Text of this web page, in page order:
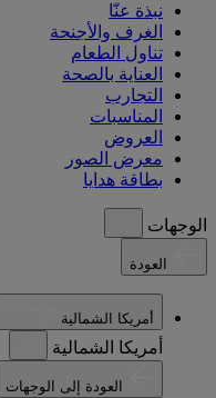
نبذة عنّا
الغرف والأجنحة
تناول الطعام
العناية بالصحة
التجارب
المناسبات
العروض
معرض الصور
بطاقة هدايا
الوجهات
أمريكا الشمالية
أمريكا الشمالية